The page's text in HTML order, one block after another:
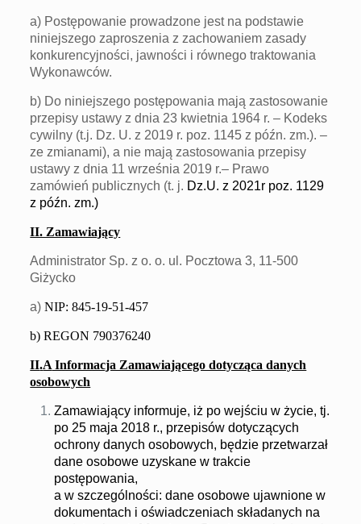
a) Postępowanie prowadzone jest na podstawie
niniejszego zaproszenia z zachowaniem zasady
konkurencyjności, jawności i równego traktowania
Wykonawców.
b) Do niniejszego postępowania mają zastosowanie
przepisy ustawy z dnia 23 kwietnia 1964 r. – Kodeks
cywilny (t.j. Dz. U. z 2019 r. poz. 1145 z późn. zm.). –
ze zmianami), a nie mają zastosowania przepisy
ustawy z dnia 11 września 2019 r.– Prawo
zamówień publicznych (t. j. Dz.U. z 2021r poz. 1129
z późn. zm.)
II. Zamawiający
Administrator Sp. z o. o. ul. Pocztowa 3, 11-500
Giżycko
a)NIP: 845-19-51-457
b) REGON 790376240
II.A Informacja Zamawiającego dotycząca danych
osobowych
Zamawiający informuje, iż po wejściu w życie, tj.
po 25 maja 2018 r., przepisów dotyczących
ochrony danych osobowych, będzie przetwarzał
dane osobowe uzyskane w trakcie
postępowania,
a w szczególności: dane osobowe ujawnione w
dokumentach i oświadczeniach składanych na